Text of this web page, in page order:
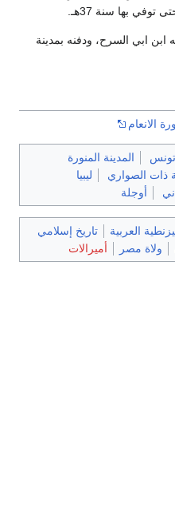
توفي بها سنة 37هـ.
ابن ابي السرح، ودفنه بمدينة
تونس
المدينة المنورة
ذات الصواري
ليبيا
أوجلة
العربية
تاريخ إسلامي
ولاة مصر أميرالات